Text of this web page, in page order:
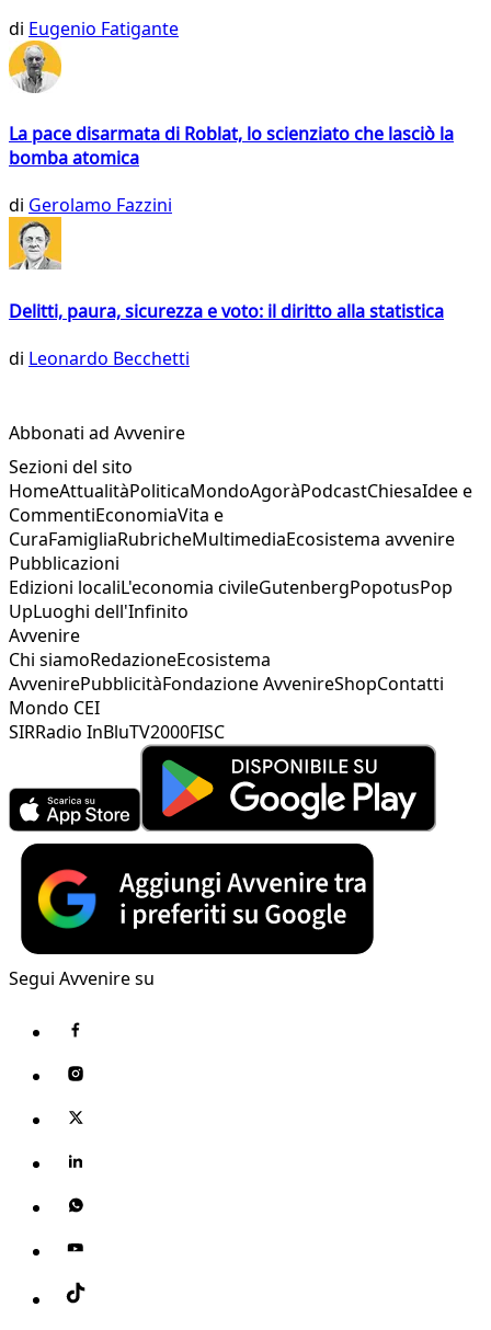
di Eugenio Fatigante
La pace disarmata di Roblat, lo scienziato che lasciò la
bomba atomica
di Gerolamo Fazzini
Delitti, paura, sicurezza e voto: il diritto alla statistica
di Leonardo Becchetti
Abbonati ad Avvenire
Sezioni del sito
HomeAttualitàPoliticaMondoAgoràPodcastChiesaIdee e
CommentiEconomiaVita e
CuraFamigliaRubricheMultimediaEcosistema avvenire
Pubblicazioni
Edizioni localiL'economia civileGutenbergPopotusPop
UpLuoghi dell'Infinito
Avvenire
Chi siamoRedazioneEcosistema
AvvenirePubblicitàFondazione AvvenireShopContatti
Mondo CEI
SIRRadio InBluTV2000FISC
Segui Avvenire su